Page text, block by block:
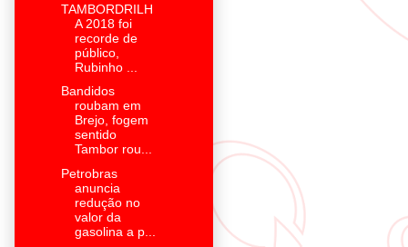
TAMBORDRILH
A 2018 foi
recorde de
público,
Rubinho ...
Bandidos
roubam em
Brejo, fogem
sentido
Tambor rou...
Petrobras
anuncia
redução no
valor da
gasolina a p...